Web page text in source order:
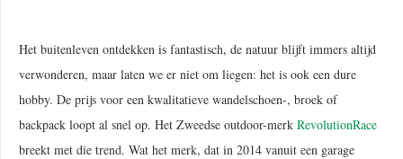
Het buitenleven ontdekken is fantastisch, de natuur blijft immers altijd
verwonderen, maar laten we er niet om liegen: het is ook een dure
hobby. De prijs voor een kwalitatieve wandelschoen-, broek of
backpack loopt al snel op. Het Zweedse outdoor-merk RevolutionRace
breekt met die trend. Wat het merk, dat in 2014 vanuit een garage